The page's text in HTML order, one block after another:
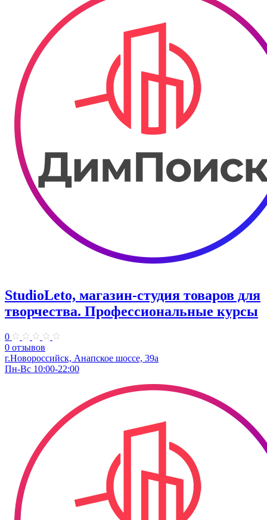
StudioLeto, магазин-студия товаров для
творчества. Профессиональные курсы
0
0 отзывов
г.Новороссийск, Анапское шоссе, 39а
Пн-Вс 10:00-22:00